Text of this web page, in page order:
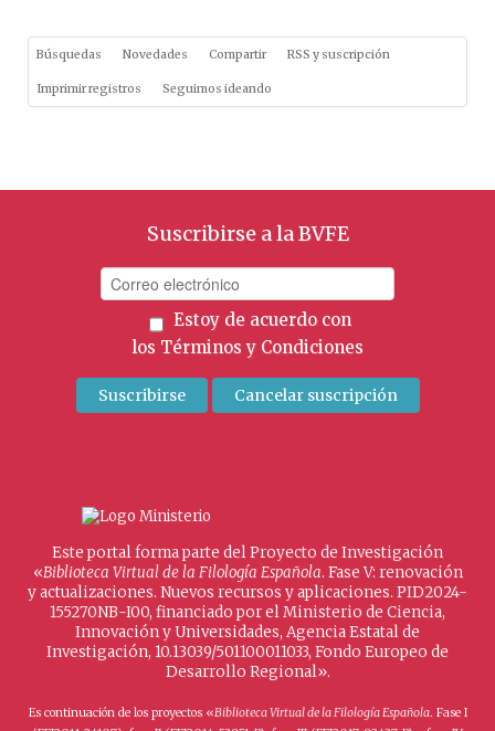
Búsquedas Novedades Compartir RSS y suscripción
Imprimir registros Seguimos ideando
Suscribirse a la BVFE
Estoy de acuerdo con
los Términos y Condiciones
Este portal forma parte del Proyecto de Investigación
«Biblioteca Virtual de la Filología Española. Fase V: renovación
y actualizaciones. Nuevos recursos y aplicaciones. PID2024-
155270NB-I00, financiado por el Ministerio de Ciencia,
Innovación y Universidades, Agencia Estatal de
Investigación, 10.13039/501100011033, Fondo Europeo de
Desarrollo Regional».
Es continuación de los proyectos «Biblioteca Virtual de la Filología Española. Fase I